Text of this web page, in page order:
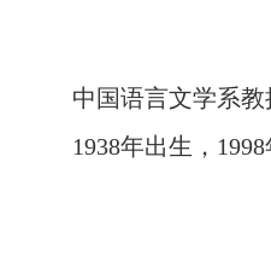
中国语言文学系教
1938年出生，1998